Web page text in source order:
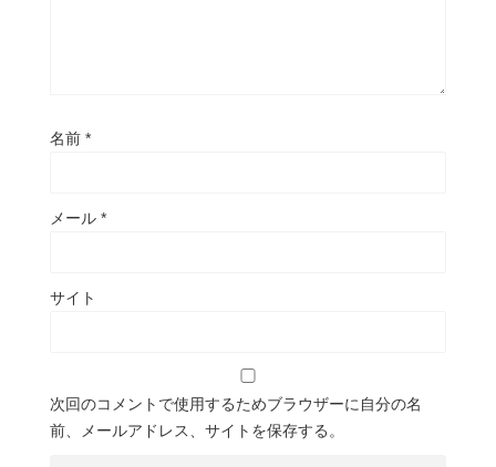
名前 *
メール *
サイト
次回のコメントで使用するためブラウザーに自分の名
前、メールアドレス、サイトを保存する。